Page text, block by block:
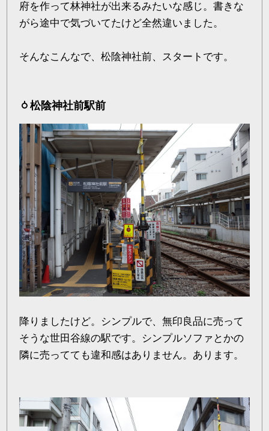
府を作って林神社が出来るみたいな感じ。書きな
がら途中で気づいてたけど全然違いました。
そんなこんなで、松陰神社前、スタートです。
松陰神社前駅前
降りましたけど。シンプルで、無印良品に売って
そうな世田谷線の駅です。シンプルソファとかの
隣に売ってても違和感はありません。あります。